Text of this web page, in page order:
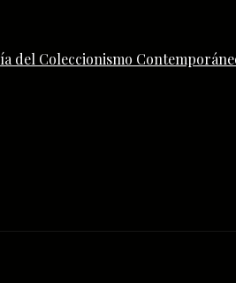
del Coleccionismo